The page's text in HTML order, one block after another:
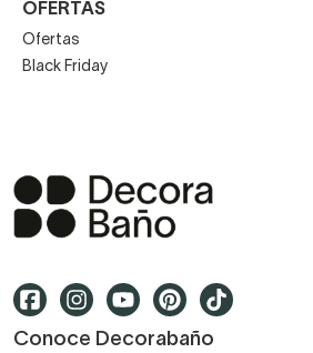
OFERTAS
Ofertas
Black Friday
Conoce Decorabaño